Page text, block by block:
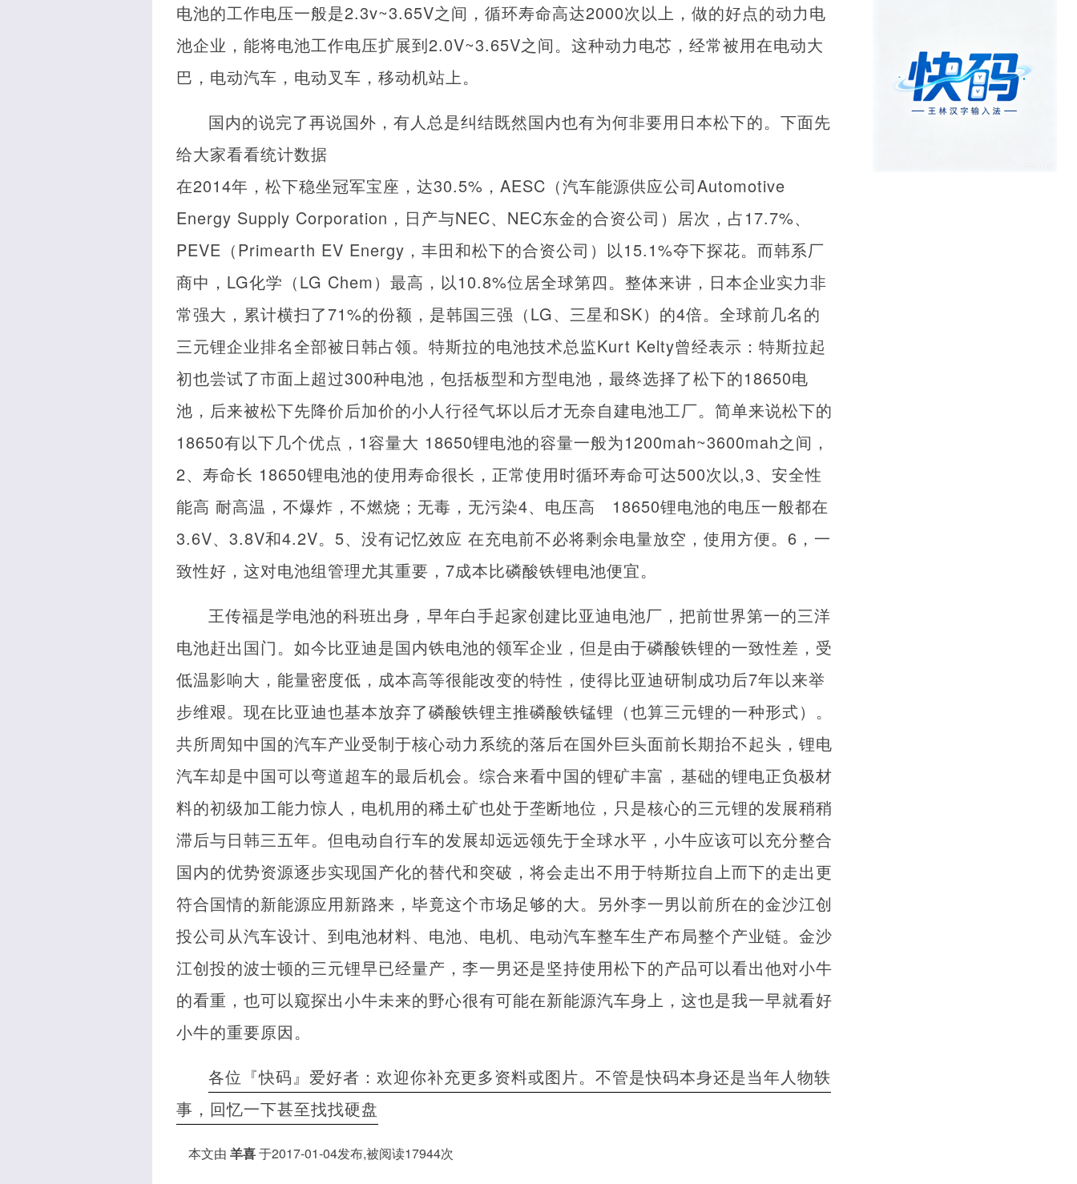
电池的工作电压一般是2.3v~3.65V之间，循环寿命高达2000次以上，做的好点的动力电
池企业，能将电池工作电压扩展到2.0V~3.65V之间。这种动力电芯，经常被用在电动大
巴，电动汽车，电动叉车，移动机站上。
国内的说完了再说国外，有人总是纠结既然国内也有为何非要用日本松下的。下面先
给大家看看统计数据
在2014年，松下稳坐冠军宝座，达30.5%，AESC（汽车能源供应公司Automotive
Energy Supply Corporation，日产与NEC、NEC东金的合资公司）居次，占17.7%、
PEVE（Primearth EV Energy，丰田和松下的合资公司）以15.1%夺下探花。而韩系厂
商中，LG化学（LG Chem）最高，以10.8%位居全球第四。整体来讲，日本企业实力非
常强大，累计横扫了71%的份额，是韩国三强（LG、三星和SK）的4倍。全球前几名的
三元锂企业排名全部被日韩占领。特斯拉的电池技术总监Kurt Kelty曾经表示：特斯拉起
初也尝试了市面上超过300种电池，包括板型和方型电池，最终选择了松下的18650电
池，后来被松下先降价后加价的小人行径气坏以后才无奈自建电池工厂。简单来说松下的
18650有以下几个优点，1容量大 18650锂电池的容量一般为1200mah~3600mah之间，
2、寿命长 18650锂电池的使用寿命很长，正常使用时循环寿命可达500次以,3、安全性
能高 耐高温，不爆炸，不燃烧；无毒，无污染4、电压高 18650锂电池的电压一般都在
3.6V、3.8V和4.2V。5、没有记忆效应 在充电前不必将剩余电量放空，使用方便。6，一
致性好，这对电池组管理尤其重要，7成本比磷酸铁锂电池便宜。
王传福是学电池的科班出身，早年白手起家创建比亚迪电池厂，把前世界第一的三洋
电池赶出国门。如今比亚迪是国内铁电池的领军企业，但是由于磷酸铁锂的一致性差，受
低温影响大，能量密度低，成本高等很能改变的特性，使得比亚迪研制成功后7年以来举
步维艰。现在比亚迪也基本放弃了磷酸铁锂主推磷酸铁锰锂（也算三元锂的一种形式）。
共所周知中国的汽车产业受制于核心动力系统的落后在国外巨头面前长期抬不起头，锂电
汽车却是中国可以弯道超车的最后机会。综合来看中国的锂矿丰富，基础的锂电正负极材
料的初级加工能力惊人，电机用的稀土矿也处于垄断地位，只是核心的三元锂的发展稍稍
滞后与日韩三五年。但电动自行车的发展却远远领先于全球水平，小牛应该可以充分整合
国内的优势资源逐步实现国产化的替代和突破，将会走出不用于特斯拉自上而下的走出更
符合国情的新能源应用新路来，毕竟这个市场足够的大。另外李一男以前所在的金沙江创
投公司从汽车设计、到电池材料、电池、电机、电动汽车整车生产布局整个产业链。金沙
江创投的波士顿的三元锂早已经量产，李一男还是坚持使用松下的产品可以看出他对小牛
的看重，也可以窥探出小牛未来的野心很有可能在新能源汽车身上，这也是我一早就看好
小牛的重要原因。
各位『快码』爱好者：欢迎你补充更多资料或图片。不管是快码本身还是当年人物轶
事，回忆一下甚至找找硬盘
本文由 羊喜于2017-01-04发布,被阅读17944次